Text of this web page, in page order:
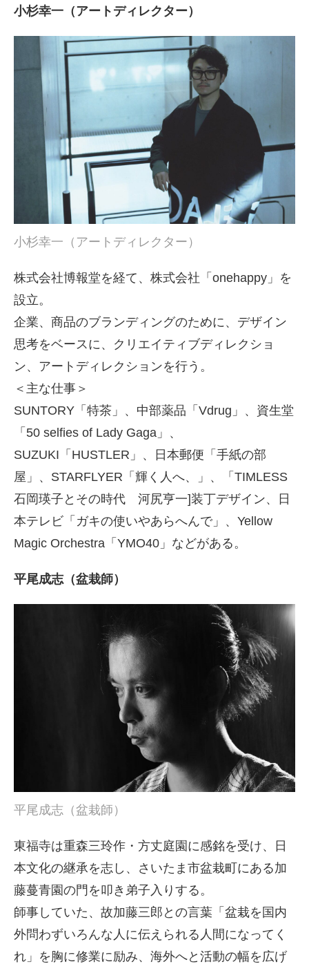
小杉幸一（アートディレクター）
小杉幸一（アートディレクター）
株式会社博報堂を経て、株式会社「onehappy」を
設立。
企業、商品のブランディングのために、デザイン
思考をベースに、クリエイティブディレクショ
ン、アートディレクションを行う。
＜主な仕事＞
SUNTORY「特茶」、中部薬品「Vdrug」、資生堂
「50 selfies of Lady Gaga」、
SUZUKI「HUSTLER」、日本郵便「手紙の部
屋」、STARFLYER「輝く人へ、」、「TIMLESS
石岡瑛子とその時代 河尻亨一]装丁デザイン、日
本テレビ「ガキの使いやあらへんで」、Yellow
Magic Orchestra「YMO40」などがある。
平尾成志（盆栽師）
平尾成志（盆栽師）
東福寺は重森三玲作・方丈庭園に感銘を受け、日
本文化の継承を志し、さいたま市盆栽町にある加
藤蔓青園の門を叩き弟子入りする。
師事していた、故加藤三郎との言葉「盆栽を国内
外問わずいろんな人に伝えられる人間になってく
れ」を胸に修業に励み、海外へと活動の幅を広げ